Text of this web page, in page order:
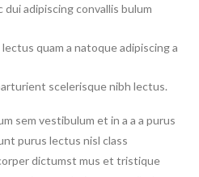
adipiscing convallis bulum
quam a natoque adipiscing a
scelerisque nibh lectus.
sem vestibulum et in a a a purus
purus lectus nisl class
dictumst mus et tristique